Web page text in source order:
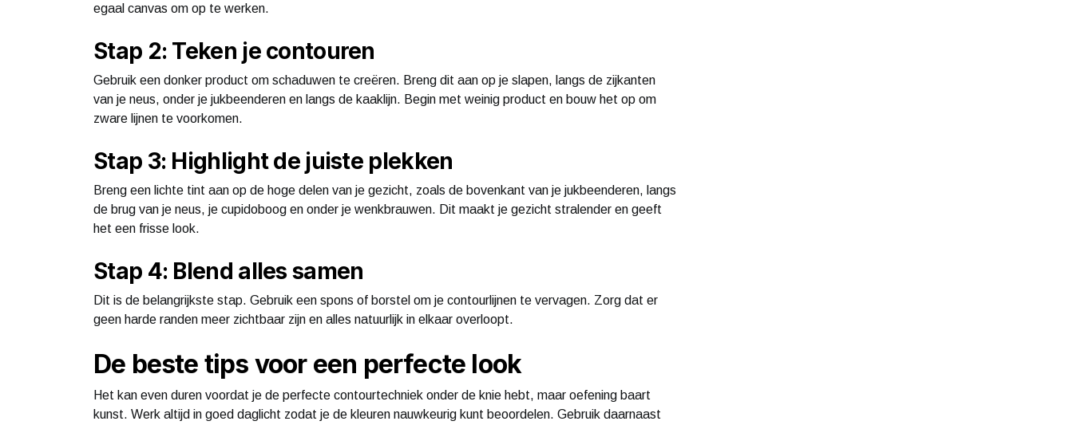
egaal canvas om op te werken.
Stap 2: Teken je contouren
Gebruik een donker product om schaduwen te creëren. Breng dit aan op je slapen, langs de zijkanten
van je neus, onder je jukbeenderen en langs de kaaklijn. Begin met weinig product en bouw het op om
zware lijnen te voorkomen.
Stap 3: Highlight de juiste plekken
Breng een lichte tint aan op de hoge delen van je gezicht, zoals de bovenkant van je jukbeenderen, langs
de brug van je neus, je cupidoboog en onder je wenkbrauwen. Dit maakt je gezicht stralender en geeft
het een frisse look.
Stap 4: Blend alles samen
Dit is de belangrijkste stap. Gebruik een spons of borstel om je contourlijnen te vervagen. Zorg dat er
geen harde randen meer zichtbaar zijn en alles natuurlijk in elkaar overloopt.
De beste tips voor een perfecte look
Het kan even duren voordat je de perfecte contourtechniek onder de knie hebt, maar oefening baart
kunst. Werk altijd in goed daglicht zodat je de kleuren nauwkeurig kunt beoordelen. Gebruik daarnaast